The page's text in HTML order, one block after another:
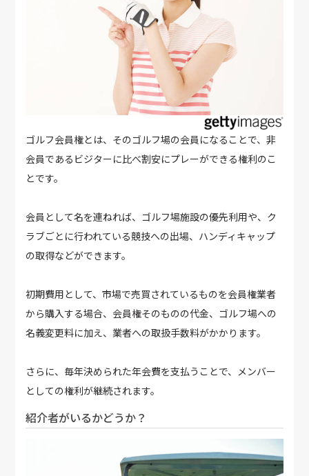
ゴルフ会員権とは、そのゴルフ場の会員になることで、非
会員であるビジターに比べ割安にプレーができる権利のこ
とです。
会員として名を連ねれば、ゴルフ場施設の優先利用や、ク
ラブごとに行われている競技への出場、ハンディキャップ
の取得などができます。
初期費用として、市場で売買されているものを会員権業者
から購入する場合、会員権そのものの代金、ゴルフ場への
名義変更料に加え、業者への取扱手数料がかかります。
さらに、毎年決められた年会費を支払うことで、メンバー
としての権利が継続されます。
紹介者がいるかどうか？